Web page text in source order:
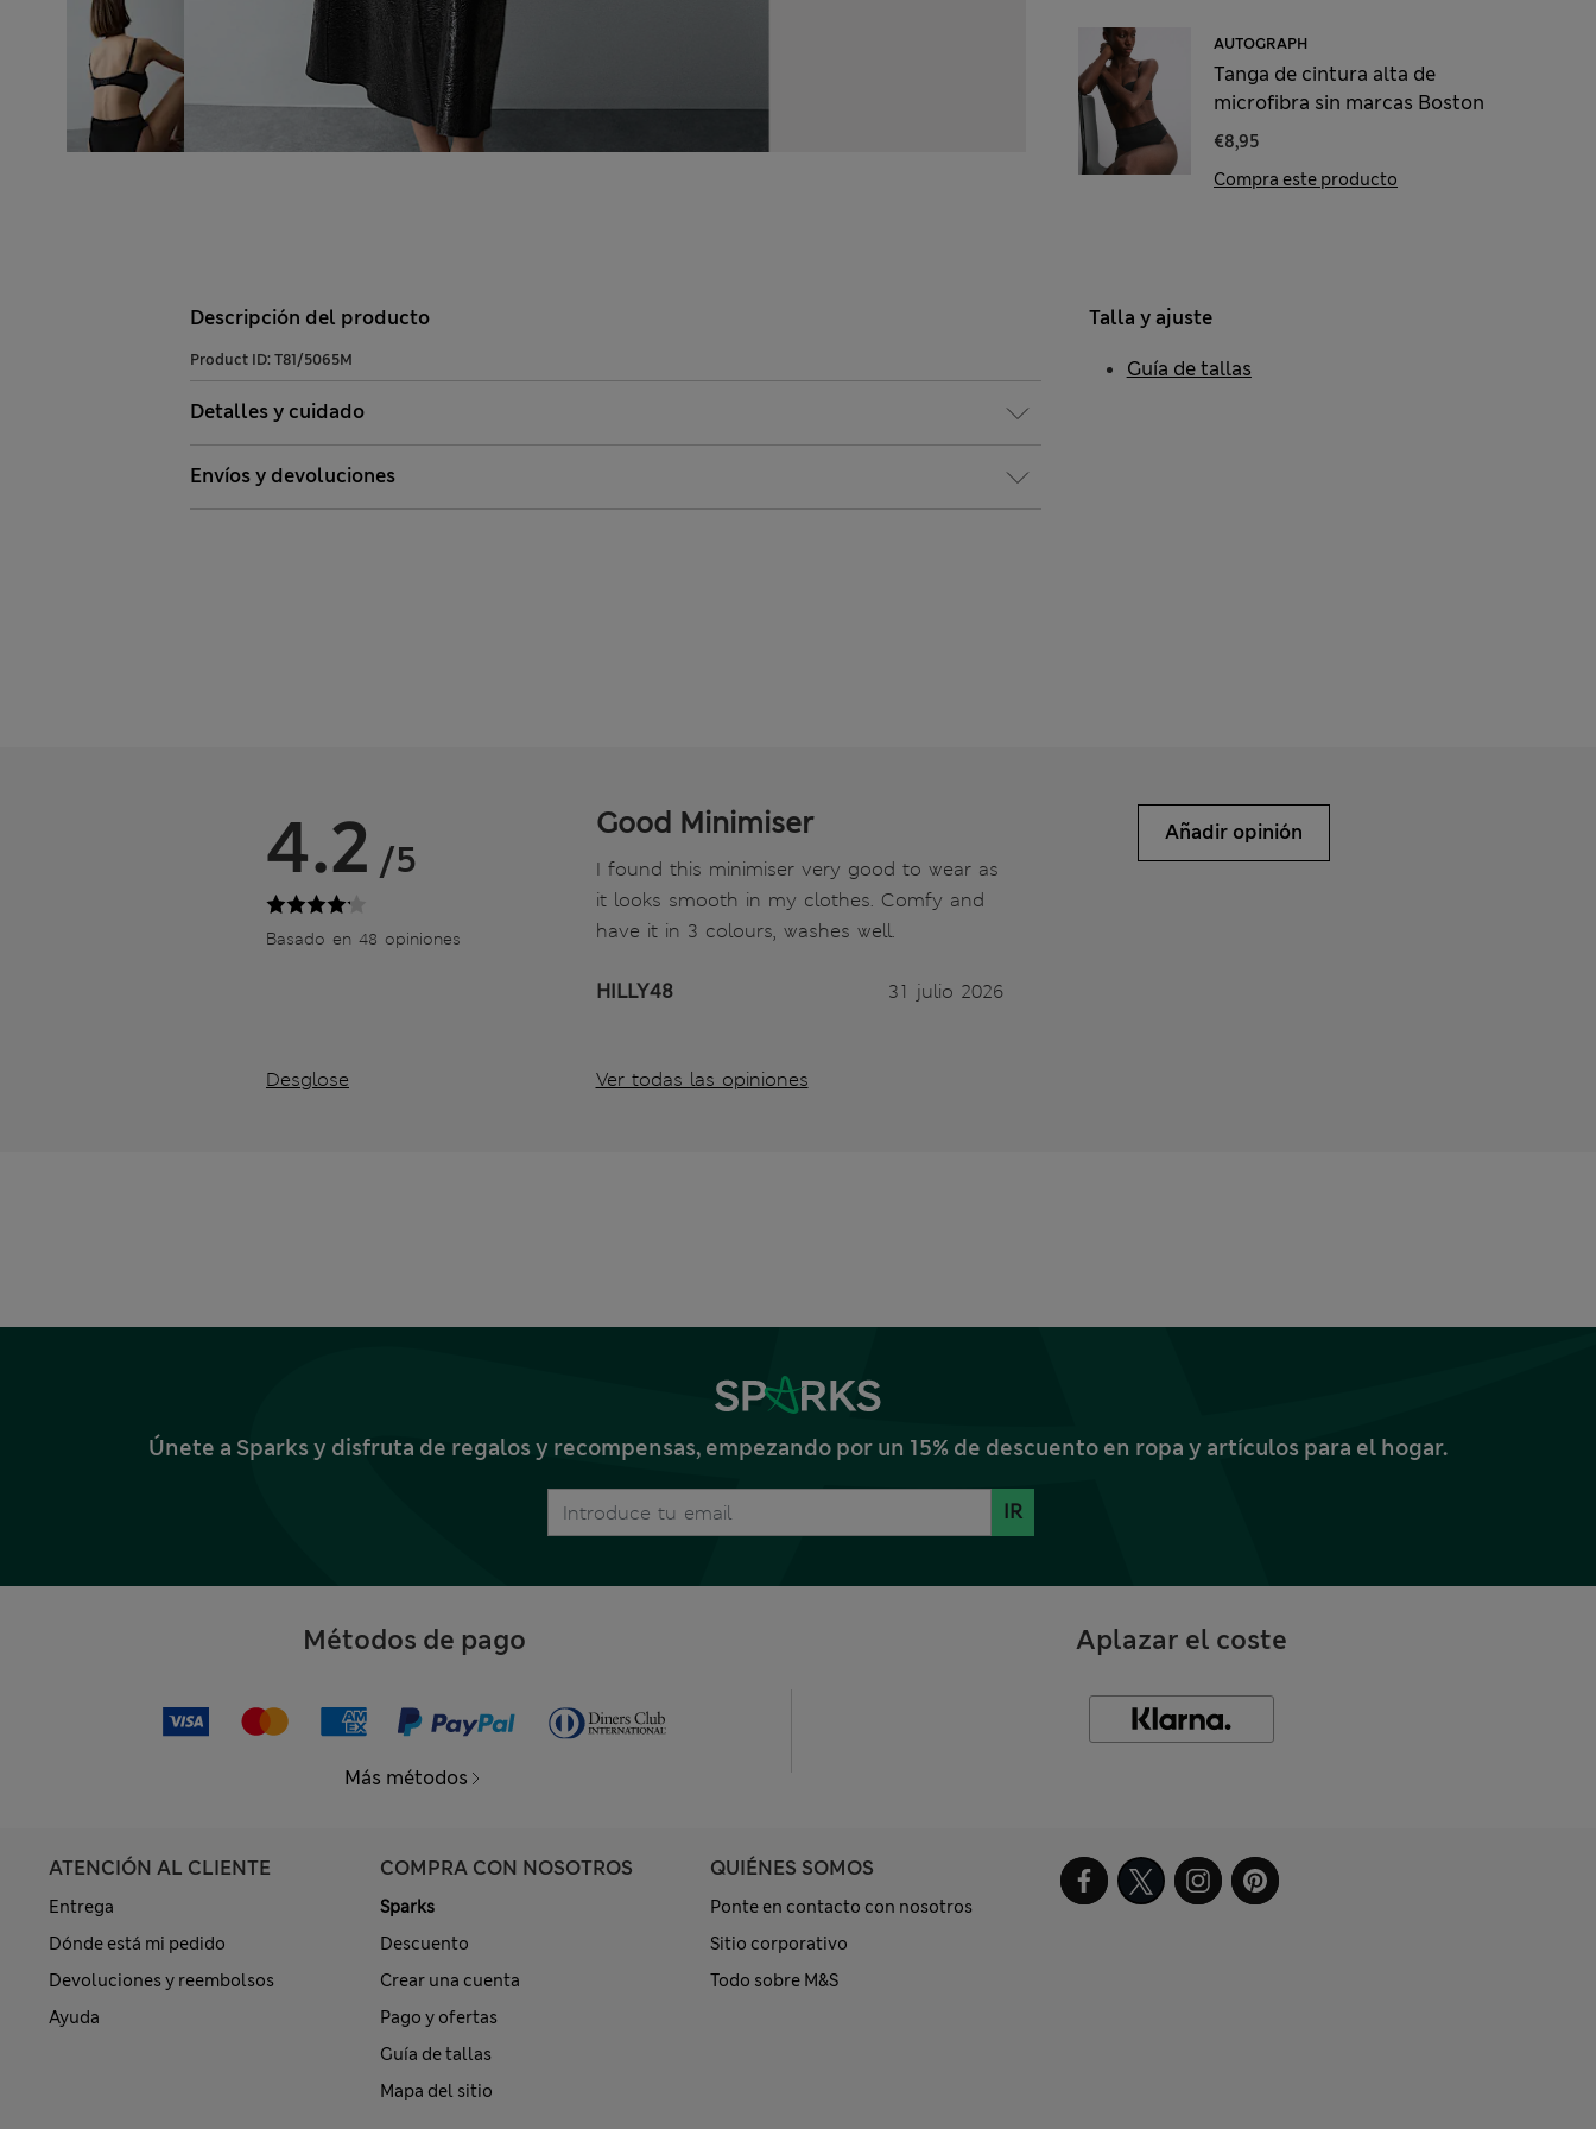
AUTOGRAPH
Tanga de cintura alta de
microfibra sin marcas Boston
€8,95
Compra este producto
Descripción del producto
Product ID: T81/5065M
Detalles y cuidado
Envíos y devoluciones
Talla y ajuste
Guía de tallas
4.2 /5
Basado en 48 opiniones
Desglose
Good Minimiser
I found this minimiser very good to wear as
it looks smooth in my clothes. Comfy and
have it in 3 colours, washes well.
HILLY48 31 julio 2026
Ver todas las opiniones
Añadir opinión
Únete a Sparks y disfruta de regalos y recompensas, empezando por un 15% de descuento en ropa y artículos para el hogar.
IR
Métodos de pago
Más métodos
Aplazar el coste
ATENCIÓN AL CLIENTE
Entrega
Dónde está mi pedido
Devoluciones y reembolsos
Ayuda
COMPRA CON NOSOTROS
Sparks
Descuento
Crear una cuenta
Pago y ofertas
Guía de tallas
Mapa del sitio
QUIÉNES SOMOS
Ponte en contacto con nosotros
Sitio corporativo
Todo sobre M&S